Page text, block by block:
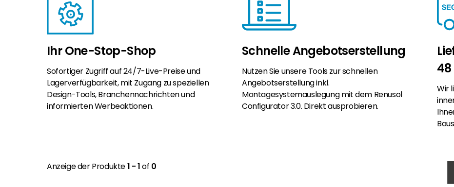
Ihr One-Stop-Shop
Sofortiger Zugriff auf 24/7-Live-Preise und
Lagerverfügbarkeit, mit Zugang zu speziellen
Design-Tools, Branchennachrichten und
informierten Werbeaktionen.
Schnelle Angebotserstellung
Nutzen Sie unsere Tools zur schnellen
Angebotserstellung inkl.
Montagesystemauslegung mit dem Renusol
Configurator 3.0. Direkt ausprobieren.
Wir
Anzeige der Produkte1 - 1of 0